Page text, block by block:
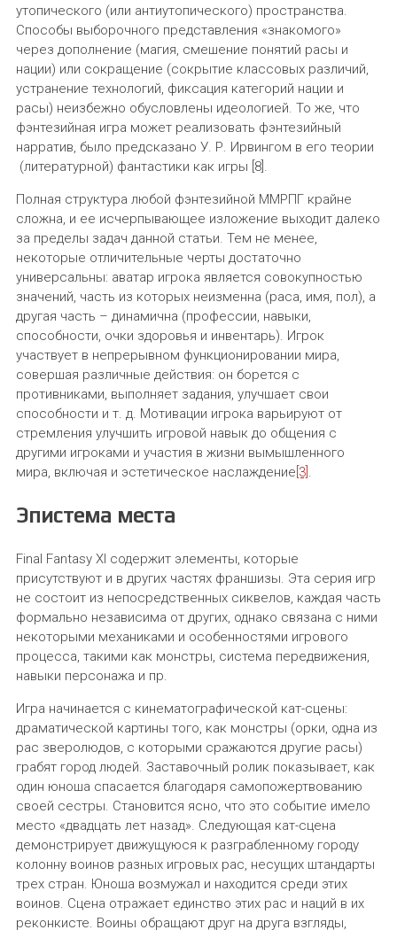
утопического (или антиутопического) пространства.
Способы выборочного представления «знакомого»
через дополнение (магия, смешение понятий расы и
нации) или сокращение (сокрытие классовых различий,
устранение технологий, фиксация категорий нации и
расы) неизбежно обусловлены идеологией. То же, что
фэнтезийная игра может реализовать фэнтезийный
нарратив, было предсказано У. Р. Ирвингом в его теории
(литературной) фантастики как игры [8].
Полная структура любой фэнтезийной ММРПГ крайне
сложна, и ее исчерпывающее изложение выходит далеко
за пределы задач данной статьи. Тем не менее,
некоторые отличительные черты достаточно
универсальны: аватар игрока является совокупностью
значений, часть из которых неизменна (раса, имя, пол), а
другая часть – динамична (профессии, навыки,
способности, очки здоровья и инвентарь). Игрок
участвует в непрерывном функционировании мира,
совершая различные действия: он борется с
противниками, выполняет задания, улучшает свои
способности и т. д. Мотивации игрока варьируют от
стремления улучшить игровой навык до общения с
другими игроками и участия в жизни вымышленного
мира, включая и эстетическое наслаждение [3] .
Эпистема места
Final Fantasy XI содержит элементы, которые
присутствуют и в других частях франшизы. Эта серия игр
не состоит из непосредственных сиквелов, каждая часть
формально независима от других, однако связана с ними
некоторыми механиками и особенностями игрового
процесса, такими как монстры, система передвижения,
навыки персонажа и пр.
Игра начинается с кинематографической кат-сцены:
драматической картины того, как монстры (орки, одна из
рас зверолюдов, с которыми сражаются другие расы)
грабят город людей. Заставочный ролик показывает, как
один юноша спасается благодаря самопожертвованию
своей сестры. Становится ясно, что это событие имело
место «двадцать лет назад». Следующая кат-сцена
демонстрирует движущуюся к разграбленному городу
колонну воинов разных игровых рас, несущих штандарты
трех стран. Юноша возмужал и находится среди этих
воинов. Сцена отражает единство этих рас и наций в их
реконкисте. Воины обращают друг на друга взгляды,